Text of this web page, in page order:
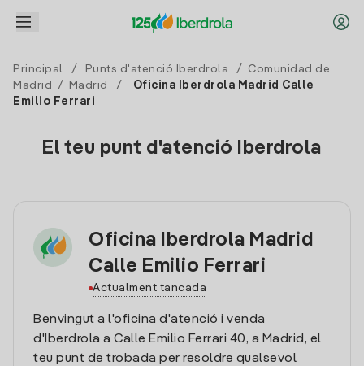
Principal / Punts d'atenció Iberdrola /
Comunidad de
Madrid
/ Madrid /
Oficina Iberdrola Madrid Calle
Emilio Ferrari
El teu punt d'atenció Iberdrola
Oficina Iberdrola Madrid
Calle Emilio Ferrari
Actualment tancada
Benvingut a l'oficina d'atenció i venda
d'Iberdrola a Calle Emilio Ferrari 40, a Madrid, el
teu punt de trobada per resoldre qualsevol